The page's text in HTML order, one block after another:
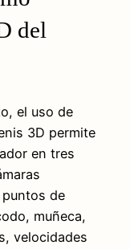
del
el uso de
3D permite
en tres
de
muñeca,
velocidades